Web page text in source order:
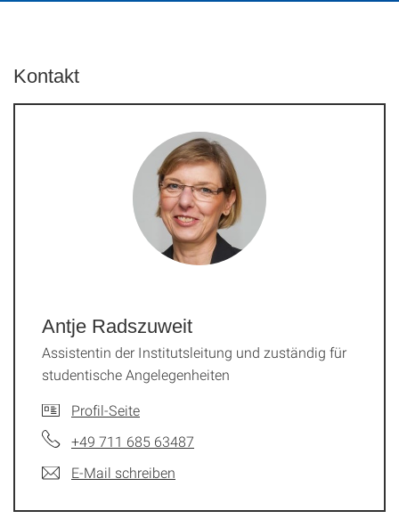
Kontakt
Antje Radszuweit
Assistentin der Institutsleitung und zuständig für
studentische Angelegenheiten
Profil-Seite
+49 711 685 63487
E-Mail schreiben